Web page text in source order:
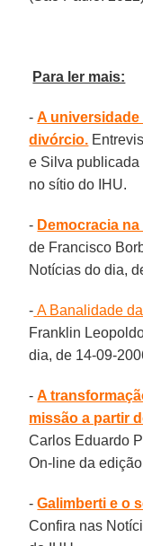
Para ler mais:
-A universidade
divórcio.
e Silva publicada
no sítio do IHU.
- Democracia
de Francisco
Notícias do dia,
- A Banalidade
Franklin
dia, de 14-09-
-A
missão a partir
Carlos Eduardo
On-line da
-Galimberti e o
Confira nas